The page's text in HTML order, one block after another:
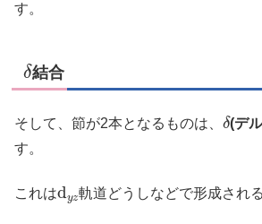
す。
δ結合
そして、節が2本となるものは、
δ
(デ
す。
これは
d z
軌道どうしなどで形成され